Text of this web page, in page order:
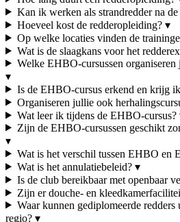
Kan ik werken als strandredder na
Hoeveel kost de redderopleiding? ▾
Op welke locaties vinden de
Wat is de slaagkans voor het
Welke EHBO-cursussen
▾
Is de EHBO-cursus erkend en krijg
Organiseren jullie ook
Wat leer ik tijdens de EHBO-cursus?
Zijn de EHBO-cursussen geschikt
▾
Wat is het verschil tussen EHBO en
Wat is het annulatiebeleid? ▾
Is de club bereikbaar met openbaar
Zijn er douche- en
Waar kunnen gediplomeerde
regio? ▾